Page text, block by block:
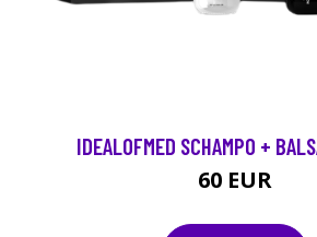
IDEALOFMED SCHAMPO +
60 EUR